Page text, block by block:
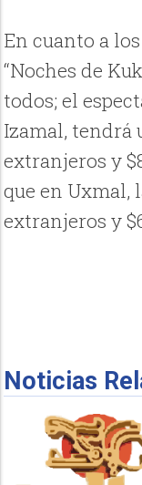
En cuanto a
“Noches de
todos; el
Izamal, tendrá
extranjeros y
que en Uxmal,
extranjeros y
Noticias